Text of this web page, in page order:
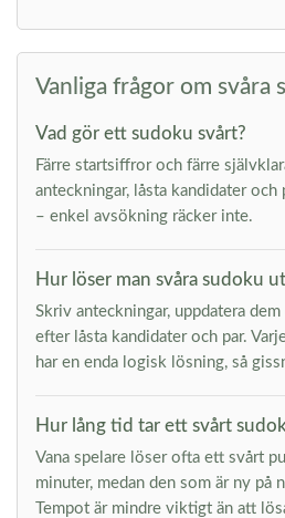
Vanliga frågor om svåra
Vad gör ett sudoku svårt?
Färre startsiffror och färre
anteckningar, låsta kandidater
– enkel avsökning räcker inte.
Hur löser man svåra sudoku
Skriv anteckningar, uppdatera
efter låsta kandidater och par.
har en enda logisk lösning, så
Hur lång tid tar ett svårt
Vana spelare löser ofta ett svårt
minuter, medan den som är ny på
Tempot är mindre viktigt än att